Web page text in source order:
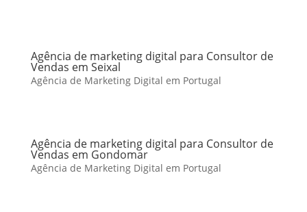
Agência de marketing digital para Consultor de
Vendas em Seixal
Agência de Marketing Digital em Portugal
Agência de marketing digital para Consultor de
Vendas em Gondomar
Agência de Marketing Digital em Portugal